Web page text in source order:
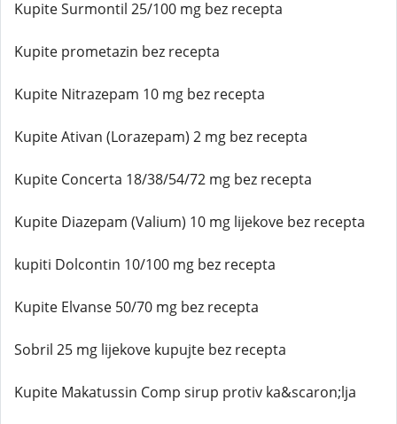
Kupite Surmontil 25/100 mg bez recepta
Kupite prometazin bez recepta
Kupite Nitrazepam 10 mg bez recepta
Kupite Ativan (Lorazepam) 2 mg bez recepta
Kupite Concerta 18/38/54/72 mg bez recepta
Kupite Diazepam (Valium) 10 mg lijekove bez recepta
kupiti Dolcontin 10/100 mg bez recepta
Kupite Elvanse 50/70 mg bez recepta
Sobril 25 mg lijekove kupujte bez recepta
Kupite Makatussin Comp sirup protiv ka&scaron;lja